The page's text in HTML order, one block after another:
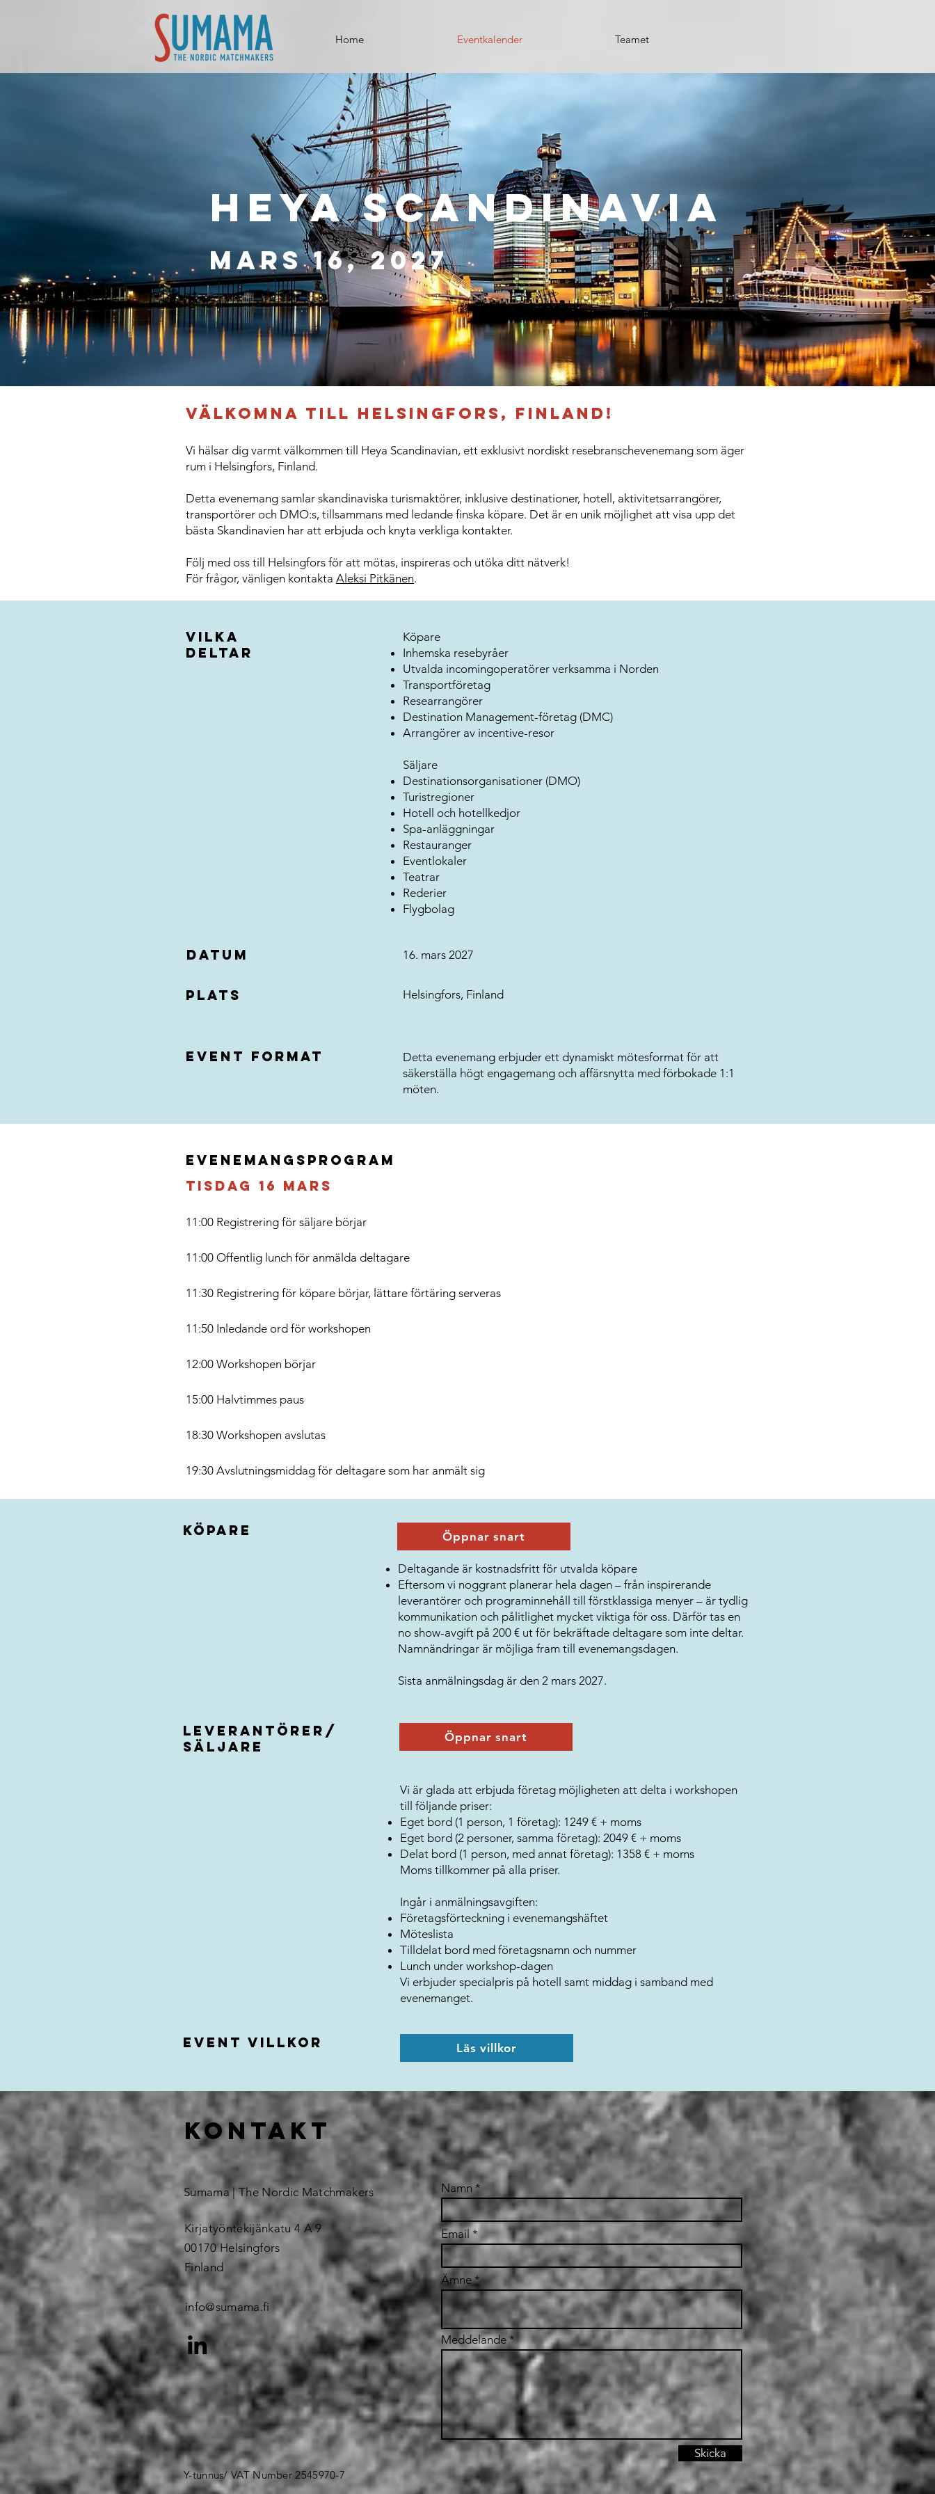
Home Eventkalender Teamet
Heya Scandinavia
MARS 16, 2027
Välkomna till Helsingfors, Finland!
Vi hälsar dig varmt välkommen till Heya Scandinavian, ett exklusivt nordiskt resebranschevenemang som äger
rum i Helsingfors, Finland.
Detta evenemang samlar skandinaviska turismaktörer, inklusive destinationer, hotell, aktivitetsarrangörer,
transportörer och DMO:s, tillsammans med ledande finska köpare. Det är en unik möjlighet att visa upp det
bästa Skandinavien har att erbjuda och knyta verkliga kontakter.
Följ med oss till Helsingfors för att mötas, inspireras och utöka ditt nätverk!
För frågor, vänligen kontakta Aleksi Pitkänen.
Vilka
deltar
Datum
Plats
event format
Köpare
Inhemska resebyråer
Utvalda incomingoperatörer verksamma i Norden
Transportföretag
Researrangörer
Destination Management-företag (DMC)
Arrangörer av incentive-resor
Säljare
Destinationsorganisationer (DMO)
Turistregioner
Hotell och hotellkedjor
Spa-anläggningar
Restauranger
Eventlokaler
Teatrar
Rederier
Flygbolag
16. mars 2027
Helsingfors, Finland
​Detta evenemang erbjuder ett dynamiskt mötesformat för att
säkerställa högt engagemang och affärsnytta med förbokade 1:1
möten.
Evenemangsprogram
tisdag 16 mars
11:00 Registrering för säljare börjar
11:00 Offentlig lunch för anmälda deltagare
11:30 Registrering för köpare börjar, lättare förtäring serveras
11:50 Inledande ord för workshopen
12:00 Workshopen börjar
15:00 Halvtimmes paus
18:30 Workshopen avslutas
19:30 Avslutningsmiddag för deltagare som har anmält sig
Köpare Öppnar snart
Deltagande är kostnadsfritt för utvalda köpare
Eftersom vi noggrant planerar hela dagen – från inspirerande
leverantörer och programinnehåll till förstklassiga menyer – är tydlig
kommunikation och pålitlighet mycket viktiga för oss. Därför tas en
no show-avgift på 200 € ut för bekräftade deltagare som inte deltar.
Namnändringar är möjliga fram till evenemangsdagen.
Sista anmälningsdag är den 2 mars 2027.
Leverantörer/
Säljare
Öppnar snart
Vi är glada att erbjuda företag möjligheten att delta i workshopen
till följande priser:
Eget bord (1 person, 1 företag): 1249 € + moms
Eget bord (2 personer, samma företag): 2049 € + moms
Delat bord (1 person, med annat företag): 1358 € + moms
Moms tillkommer på alla priser.
Ingår i anmälningsavgiften:
Företagsförteckning i evenemangshäftet
Möteslista
Tilldelat bord med företagsnamn och nummer
Lunch under workshop-dagen
Vi erbjuder specialpris på hotell samt middag i samband med
evenemanget.
Event villkor Läs villkor
Kontakt
Sumama | The Nordic Matchmakers
Kirjatyöntekijänkatu 4 A 9
00170 Helsingfors
Finland
info@sumama.fi
Y-tunnus/ VAT Number 2545970-7
Namn
Email
Ämne
Meddelande
Skicka